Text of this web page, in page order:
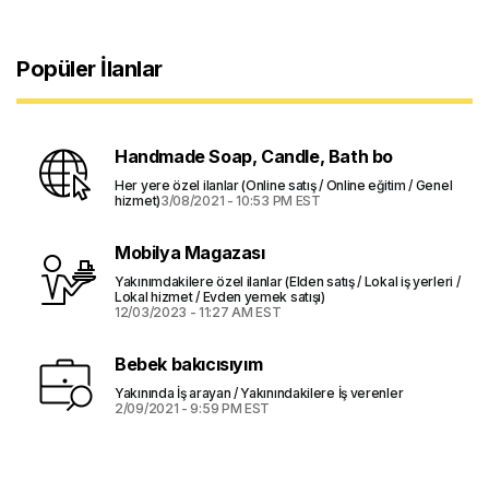
Popüler İlanlar
Handmade Soap, Candle, Bath bo
Her yere özel ilanlar (Online satış / Online eğitim / Genel
hizmet)3/08/2021 - 10:53 PM EST
Mobilya Magazası
Yakınımdakilere özel ilanlar (Elden satış / Lokal iş yerleri /
Lokal hizmet / Evden yemek satışı)
12/03/2023 - 11:27 AM EST
Bebek bakıcısıyım
Yakınında İş arayan / Yakınındakilere İş verenler
2/09/2021 - 9:59 PM EST